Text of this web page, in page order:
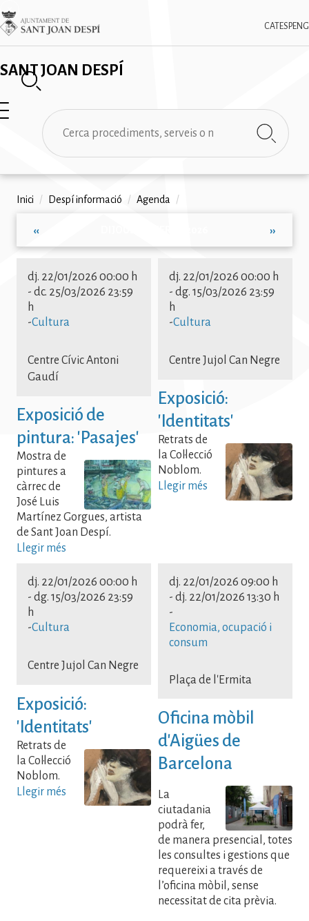
Vés
al
contingut
SANT JOAN DESPÍ
CAT ESPENG
Imatge
✕
Cerca
Fil
d'ariadna
Inici / Despí informació / Agenda /
Paginació
‹‹ ››
dj. 22/01/2026 00:00 h
- dc. 25/03/2026 23:59
h
-Cultura
Centre Cívic Antoni
Gaudí
Exposició de
pintura: 'Pasajes'
Mostra de
pintures a
càrrec de
José Luis
Martínez Gorgues, artista
de Sant Joan Despí.
Llegir més
dj. 22/01/2026 00:00 h
- dg. 15/03/2026 23:59
h
-Cultura
Centre Jujol Can Negre
Exposició:
'Identitats'
Retrats de
la Col·lecció
Noblom.
Llegir més
dj. 22/01/2026 00:00 h
- dg. 15/03/2026 23:59
h
-Cultura
Centre Jujol Can Negre
Exposició:
'Identitats'
Retrats de
la Col·lecció
Noblom.
Llegir més
dj. 22/01/2026 09:00 h
- dj. 22/01/2026 13:30 h
-
Economia, ocupació i
consum
Plaça de l'Ermita
Oficina mòbil
d'Aigües de
Barcelona
La
ciutadania
podrà fer,
de manera presencial, totes
les consultes i gestions que
requereixi a través de
l’oficina mòbil, sense
necessitat de cita prèvia.